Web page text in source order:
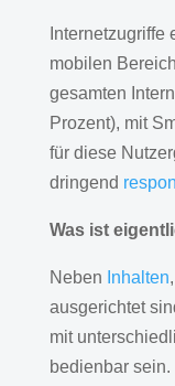
Internetzugriffe
mobilen
gesamten
Prozent), mit
für diese
dringend
Was ist
Neben Inhalten
ausgerichtet
mit
bedienbar sein.